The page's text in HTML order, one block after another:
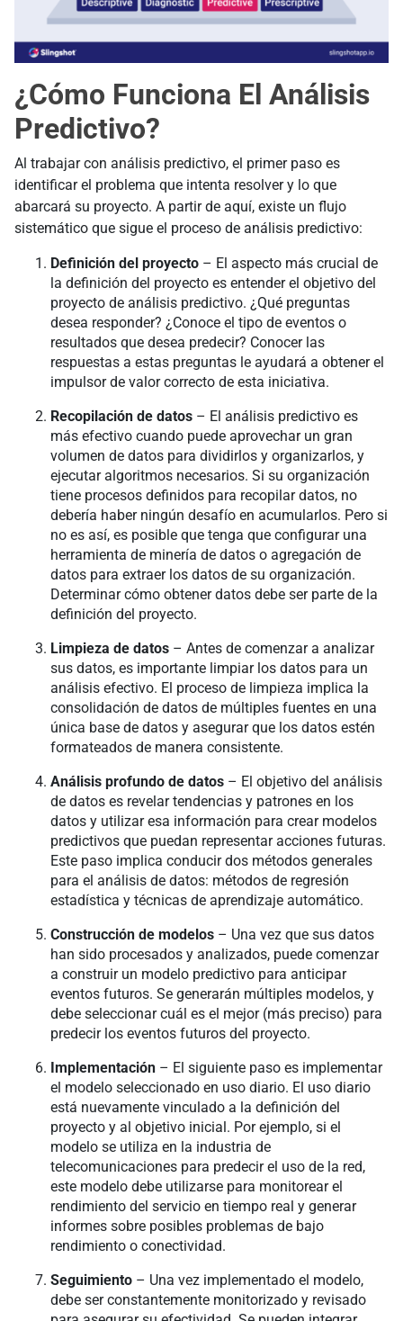
¿Cómo Funciona El Análisis
Predictivo?
Al trabajar con análisis predictivo, el primer paso es
identificar el problema que intenta resolver y lo que
abarcará su proyecto. A partir de aquí, existe un flujo
sistemático que sigue el proceso de análisis predictivo:
Definición del proyecto – El aspecto más crucial de
la definición del proyecto es entender el objetivo del
proyecto de análisis predictivo. ¿Qué preguntas
desea responder? ¿Conoce el tipo de eventos o
resultados que desea predecir? Conocer las
respuestas a estas preguntas le ayudará a obtener el
impulsor de valor correcto de esta iniciativa.
Recopilación de datos – El análisis predictivo es
más efectivo cuando puede aprovechar un gran
volumen de datos para dividirlos y organizarlos, y
ejecutar algoritmos necesarios. Si su organización
tiene procesos definidos para recopilar datos, no
debería haber ningún desafío en acumularlos. Pero si
no es así, es posible que tenga que configurar una
herramienta de minería de datos o agregación de
datos para extraer los datos de su organización.
Determinar cómo obtener datos debe ser parte de la
definición del proyecto.
Limpieza de datos – Antes de comenzar a analizar
sus datos, es importante limpiar los datos para un
análisis efectivo. El proceso de limpieza implica la
consolidación de datos de múltiples fuentes en una
única base de datos y asegurar que los datos estén
formateados de manera consistente.
Análisis profundo de datos – El objetivo del análisis
de datos es revelar tendencias y patrones en los
datos y utilizar esa información para crear modelos
predictivos que puedan representar acciones futuras.
Este paso implica conducir dos métodos generales
para el análisis de datos: métodos de regresión
estadística y técnicas de aprendizaje automático.
Construcción de modelos – Una vez que sus datos
han sido procesados y analizados, puede comenzar
a construir un modelo predictivo para anticipar
eventos futuros. Se generarán múltiples modelos, y
debe seleccionar cuál es el mejor (más preciso) para
predecir los eventos futuros del proyecto.
Implementación – El siguiente paso es implementar
el modelo seleccionado en uso diario. El uso diario
está nuevamente vinculado a la definición del
proyecto y al objetivo inicial. Por ejemplo, si el
modelo se utiliza en la industria de
telecomunicaciones para predecir el uso de la red,
este modelo debe utilizarse para monitorear el
rendimiento del servicio en tiempo real y generar
informes sobre posibles problemas de bajo
rendimiento o conectividad.
Seguimiento – Una vez implementado el modelo,
debe ser constantemente monitorizado y revisado